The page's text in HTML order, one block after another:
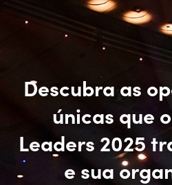
Descubra as
únicas que
Leaders 2025
e sua